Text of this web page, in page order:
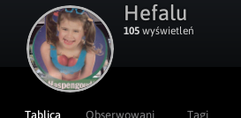
Hefalu
105 wyświetleń
Tablica Obserwowani Tagi